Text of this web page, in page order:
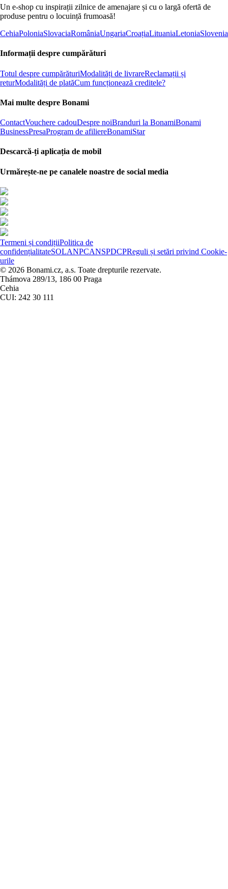
Un e-shop cu inspirații zilnice de amenajare și cu o largă ofertă de
produse pentru o locuință frumoasă!
CehiaPoloniaSlovaciaRomâniaUngariaCroațiaLituaniaLetoniaSlovenia
Informații despre cumpărături
Totul despre cumpărăturiModalități de livrareReclamații și
returModalități de platăCum funcționează creditele?
Mai multe despre Bonami
ContactVouchere cadouDespre noiBranduri la BonamiBonami
BusinessPresaProgram de afiliereBonamiStar
Descarcă-ți aplicația de mobil
Urmărește-ne pe canalele noastre de social media
Termeni și condițiiPolitica de
confidențialitateSOLANPCANSPDCPReguli și setări privind Cookie-
urile
© 2026 Bonami.cz, a.s. Toate drepturile rezervate.
Thámova 289/13, 186 00 Praga
Cehia
CUI: 242 30 111